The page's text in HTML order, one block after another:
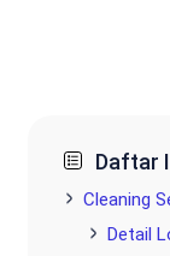
Daftar
Cleaning
Detail